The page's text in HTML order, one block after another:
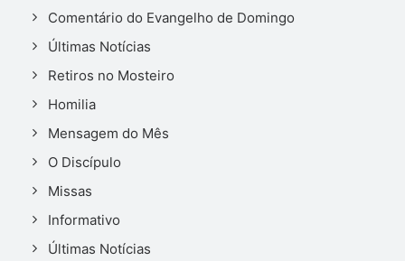
Comentário do Evangelho de Domingo
Últimas Notícias
Retiros no Mosteiro
Homilia
Mensagem do Mês
O Discípulo
Missas
Informativo
Últimas Notícias